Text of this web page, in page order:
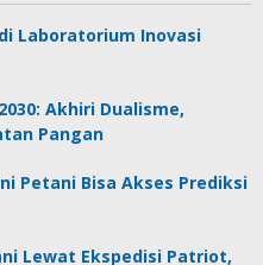
Laboratorium Inovasi
Akhiri Dualisme,
Pangan
Petani Bisa Akses Prediksi
Lewat Ekspedisi Patriot,